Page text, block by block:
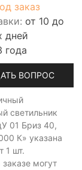
заказ
от 10 до
дней
года
ВОПРОС
светильник
01 Бриз 40,
К» указана
1 шт.
могут